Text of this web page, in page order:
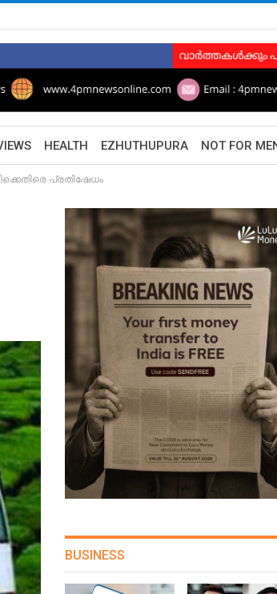
HEALTH EZHUTHUPURA NOT FOR
പ്രതിഷേധം
BUSINESS